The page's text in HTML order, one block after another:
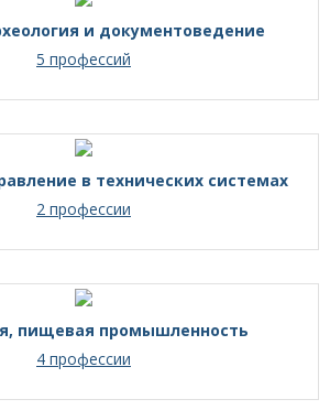
и документоведение
5 профессий
в технических системах
2 профессии
пищевая промышленность
4 профессии